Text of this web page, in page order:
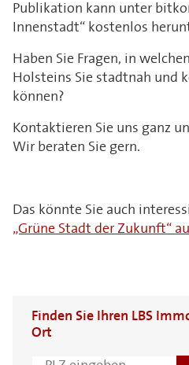
Publikation kann unter
Innenstadt“ kostenlos
Haben Sie Fragen, in
Holsteins Sie stadtnah und
können?
Kontaktieren Sie uns ganz
Wir beraten Sie gern.
Das könnte Sie auch
„Grüne Stadt der Zukunft“
Finden Sie Ihren LBS
Ort